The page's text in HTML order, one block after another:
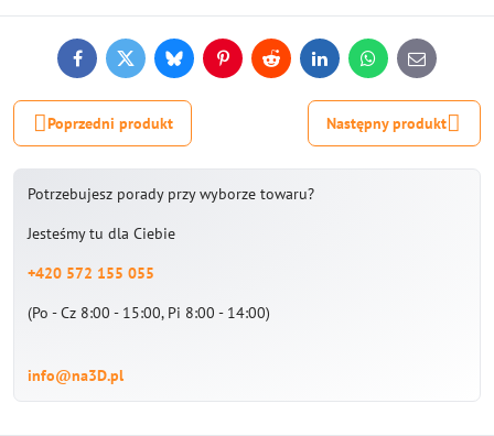
FacebookTwitterBlueskyPinterestReddit LinkedInWhatsApp
E-
mail
Poprzedni produkt Następny produkt
Potrzebujesz porady przy wyborze towaru?
Jesteśmy tu dla Ciebie
+420 572 155 055
(Po - Cz 8:00 - 15:00, Pi 8:00 - 14:00)
info@na3D.pl